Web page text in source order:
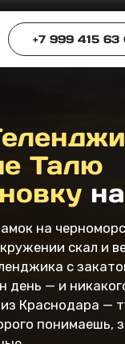
999 415 63 00
на 1 день
черноморском склоне,
скал и вечерняя
с закатом над бухтой.
и никакого руля.
зачем вообще